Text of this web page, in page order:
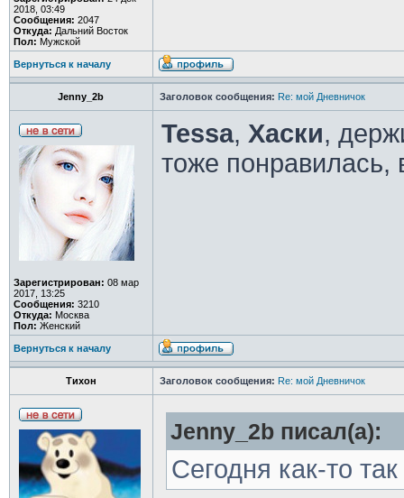
2018, 03:49
Сообщения: 2047
Откуда: Дальний Восток
Пол: Мужской
Вернуться к началу
Jenny_2b Заголовок сообщения: Re: мой Дневничок
Зарегистрирован: 08 мар
2017, 13:25
Сообщения: 3210
Откуда: Москва
Пол: Женский
Tessa, Хаски,
тоже понравилась,
Вернуться к началу
Тихон Заголовок сообщения: Re: мой Дневничок
Jenny_2b писал(а):
Сегодня как-то так